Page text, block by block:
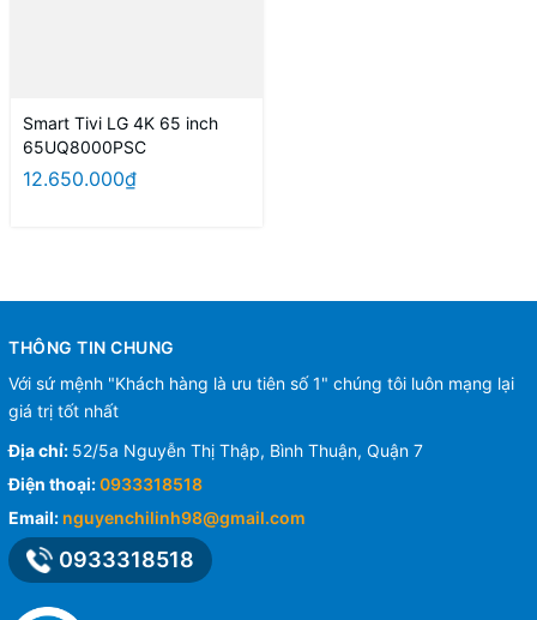
Smart Tivi LG 4K 65 inch
65UQ8000PSC
12.650.000₫
THÔNG TIN CHUNG
Với sứ mệnh "Khách hàng là ưu tiên số 1" chúng tôi luôn mạng lại
giá trị tốt nhất
Địa chỉ: 52/5a Nguyễn Thị Thập, Bình Thuận, Quận 7
Điện thoại:0933318518
Email: nguyenchilinh98@gmail.com
0933318518